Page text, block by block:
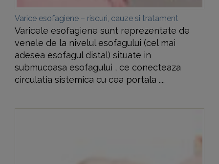
Varice esofagiene – riscuri, cauze si tratament
Varicele esofagiene sunt reprezentate de
venele de la nivelul esofagului (cel mai
adesea esofagul distal) situate in
submucoasa esofagului , ce conecteaza
circulatia sistemica cu cea portala ....